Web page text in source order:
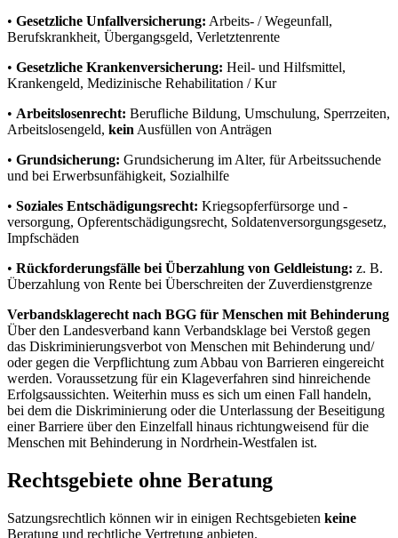
• Gesetzliche Unfallversicherung: Arbeits- / Wegeunfall,
Berufskrankheit, Übergangsgeld, Verletztenrente
• Gesetzliche Krankenversicherung: Heil- und Hilfsmittel,
Krankengeld, Medizinische Rehabilitation / Kur
• Arbeitslosenrecht: Berufliche Bildung, Umschulung, Sperrzeiten,
Arbeitslosengeld, keinAusfüllen von Anträgen
• Grundsicherung: Grundsicherung im Alter, für Arbeitssuchende
und bei Erwerbsunfähigkeit, Sozialhilfe
• Soziales Entschädigungsrecht: Kriegsopferfürsorge und -
versorgung, Opferentschädigungsrecht, Soldatenversorgungsgesetz,
Impfschäden
• Rückforderungsfälle bei Überzahlung von Geldleistung: z. B.
Überzahlung von Rente bei Überschreiten der Zuverdienstgrenze
Verbandsklagerecht nach BGG für Menschen mit Behinderung
Über den Landesverband kann Verbandsklage bei Verstoß gegen
das Diskriminierungsverbot von Menschen mit Behinderung und/
oder gegen die Verpflichtung zum Abbau von Barrieren eingereicht
werden. Voraussetzung für ein Klageverfahren sind hinreichende
Erfolgsaussichten. Weiterhin muss es sich um einen Fall handeln,
bei dem die Diskriminierung oder die Unterlassung der Beseitigung
einer Barriere über den Einzelfall hinaus richtungweisend für die
Menschen mit Behinderung in Nordrhein-Westfalen ist.
Rechtsgebiete ohne Beratung
Satzungsrechtlich können wir in einigen Rechtsgebieten keine
Beratung und rechtliche Vertretung anbieten.